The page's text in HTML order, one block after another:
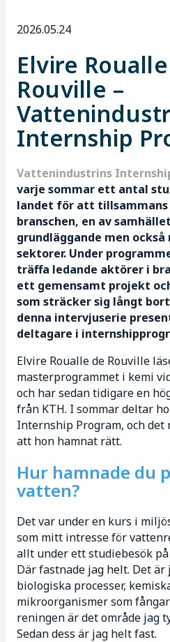
Mötesplatser
Kunskapsbank
2026.05.24
Elvire
Rouville –
Internship
Vattenindustrins
varje sommar ett antal
landet för att tillsammans
branschen, en av
grundläggande men också
sektorer. Under
träffa ledande aktörer i
ett gemensamt projekt
som sträcker sig långt
denna intervjuserie
deltagare i
Elvire Roualle de Rouville
masterprogrammet i kemi
och har sedan tidigare en
från KTH. I sommar deltar
Internship Program, och det
att hon hamnat rätt.
Hur hamnade du
vatten?
Det var under en kurs i
som mitt intresse för
allt under ett studiebesök
Där fastnade jag helt. Det
biologiska processer,
mikroorganismer som
reningen är det område jag
Sedan dess är jag helt fast.